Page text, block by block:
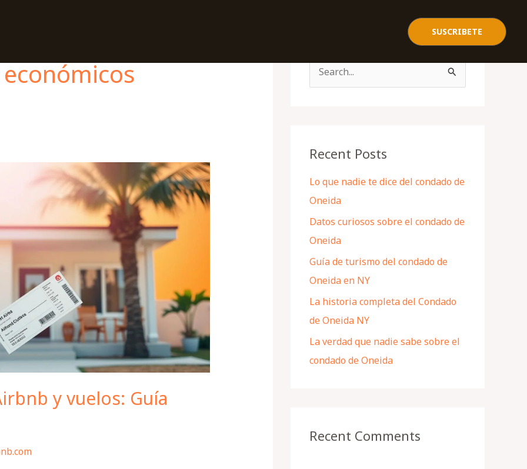
SUSCRIBETE
y vuelos: Guía
c
f
o
r
:
Recent Posts
Lo que nadie te dice del condado de
Oneida
Datos curiosos sobre el condado de
Oneida
Guía de turismo del condado de
Oneida en NY
La historia completa del Condado
de Oneida NY
La verdad que nadie sabe sobre el
condado de Oneida
Recent Comments